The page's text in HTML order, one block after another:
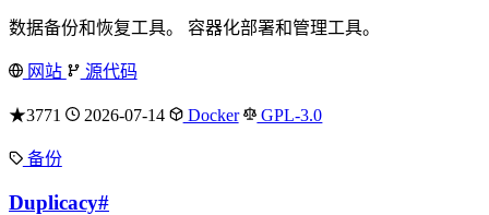
数据备份和恢复工具。 容器化部署和管理工具。
网站 源代码
★3771 2026-07-14 Docker GPL-3.0
备份
Duplicacy#